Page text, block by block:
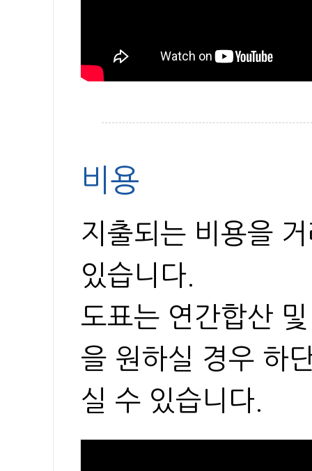
비용
지출되는 비용을
있습니다.
도표는 연간합산
을 원하실 경우 하
실 수 있습니다.